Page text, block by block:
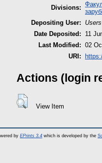
Divisions:
Depositing User:
Date Deposited:
11
Last Modified: 02
URI:
Actions (login
View Item
by EPrints 3.4 which is developed by the